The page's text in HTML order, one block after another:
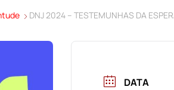
DNJ 2024 – TESTEMUNHAS DA
DATA